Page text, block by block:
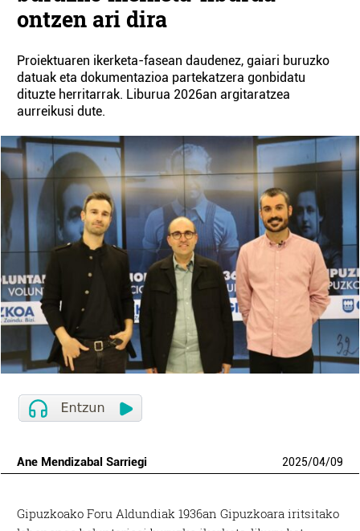
ontzen ari dira
Proiektuaren ikerketa-fasean daudenez, gaiari buruzko
datuak eta dokumentazioa partekatzera gonbidatu
dituzte herritarrak. Liburua 2026an argitaratzea
aurreikusi dute.
Ane Mendizabal Sarriegi 2025/04/09
Gipuzkoako Foru Aldundiak 1936an Gipuzkoara iritsitako